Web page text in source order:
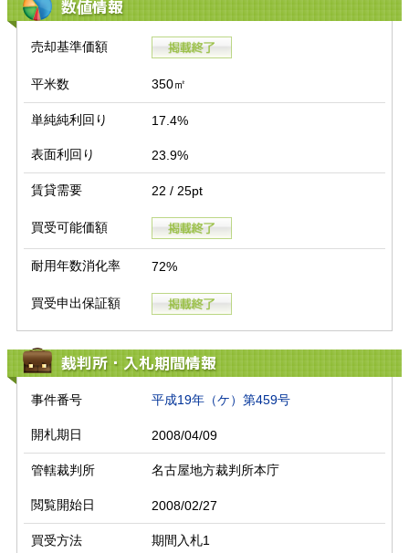
数値情報
売却基準価額
平米数 350㎡
単純純利回り 17.4%
表面利回り 23.9%
賃貸需要 22 / 25pt
買受可能価額
耐用年数消化率 72%
買受申出保証額
裁判所・入札期間情報
事件番号 平成19年（ケ）第459号
開札期日 2008/04/09
管轄裁判所 名古屋地方裁判所本庁
閲覧開始日 2008/02/27
買受方法 期間入札1